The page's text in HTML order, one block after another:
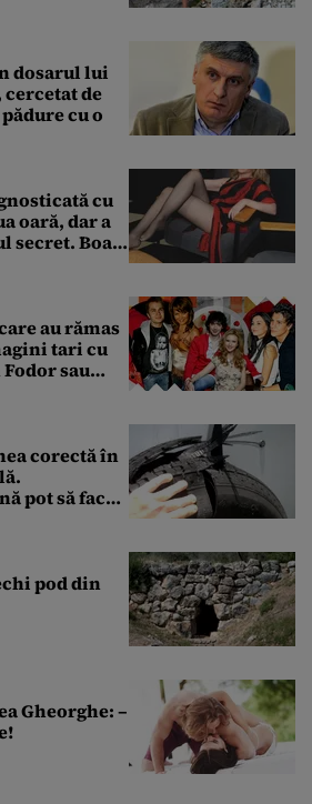
dosarul lui
de
cu o
cu
oară, dar a
secret. Boala
au rămas
tari cu
sau
corectă în
pot să facă
pod din
Gheorghe: –